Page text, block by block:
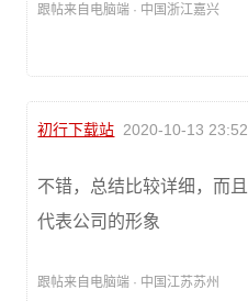
跟帖来自电脑端 · 中国浙江嘉兴
初行下载站 2020-10-13
不错，总结比较详细，而
代表公司的形象
跟帖来自电脑端 · 中国江苏苏州